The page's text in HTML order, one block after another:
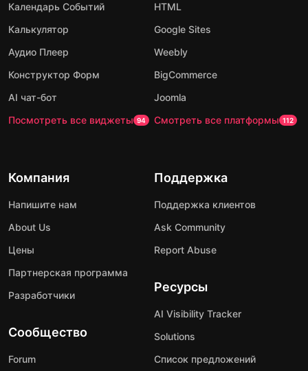
Календарь Событий
Калькулятор
Аудио Плеер
Конструктор Форм
AI чат-бот
Посмотреть все виджеты 94
HTML
Google Sites
Weebly
BigCommerce
Joomla
Смотреть все платформы 112
Компания
Напишите нам
About Us
Цены
Партнерская программа
Разработчики
Сообщество
Forum
Поддержка
Поддержка клиентов
Ask Community
Report Abuse
Ресурсы
AI Visibility Tracker
Solutions
Список предложений